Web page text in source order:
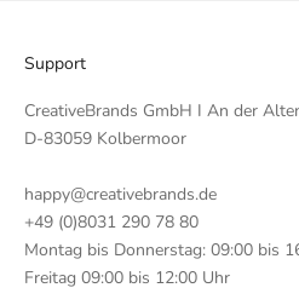
Support
CreativeBrands GmbH I An der
D-83059 Kolbermoor
happy@creativebrands.de
+49 (0)8031 290 78 80
Montag bis Donnerstag: 09:00 bis
Freitag 09:00 bis 12:00 Uhr